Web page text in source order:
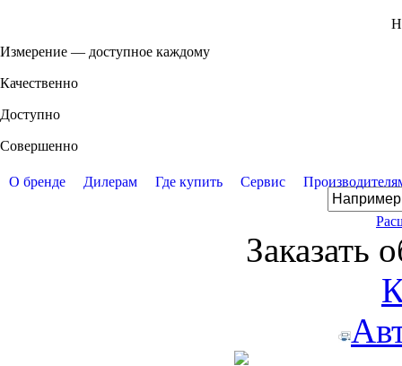
Измерение — доступное каждому
Качественно
Доступно
Совершенно
О бренде Дилерам Где купить Сервис
Заказать